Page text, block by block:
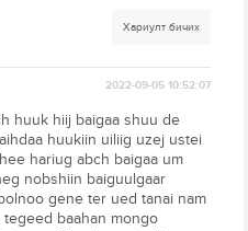
Хариулт бичих
2022-09-05 10:52:07
huuk hiij baigaa shuu de
huukiin uiliig uzej ustei
hariug abch baigaa um
nobshiin baiguulgaar
gene ter ued tanai nam
baahan mongo